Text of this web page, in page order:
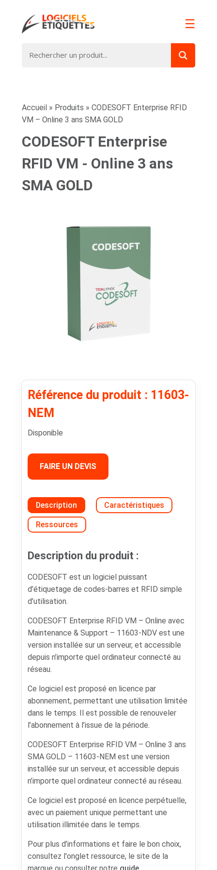
☰
Accueil » Produits » CODESOFT Enterprise RFID
VM – Online 3 ans SMA GOLD
CODESOFT Enterprise
RFID VM - Online 3 ans
SMA GOLD
Référence du produit : 11603-
NEM
Disponible
FAIRE UN DEVIS
Description Caractéristiques
Ressources
Description du produit :
CODESOFT est un logiciel puissant
d’étiquetage de codes-barres et RFID simple
d’utilisation.
CODESOFT Enterprise RFID VM – Online avec
Maintenance & Support – 11603-NDV est une
version installée sur un serveur, et accessible
depuis n’importe quel ordinateur connecté au
réseau.
Ce logiciel est proposé en licence par
abonnement, permettant une utilisation limitée
dans le temps. Il est possible de renouveler
l’abonnement à l’issue de la période.
CODESOFT Enterprise RFID VM – Online 3 ans
SMA GOLD – 11603-NEM est une version
installée sur un serveur, et accessible depuis
n’importe quel ordinateur connecté au réseau.
Ce logiciel est proposé en licence perpétuelle,
avec un paiement unique permettant une
utilisation illimitée dans le temps.
Pour plus d’informations et faire le bon choix,
consultez l'onglet ressource, le site de la